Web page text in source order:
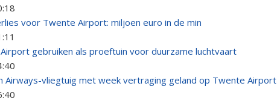
voor Twente Airport: miljoen euro in de min
gebruiken als proeftuin voor duurzame luchtvaart
Airways-vliegtuig met week vertraging geland op Twente Airport